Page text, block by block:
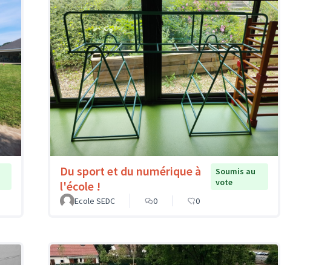
Du sport et du numérique à
l'école !
Soumis au
vote
Ecole SEDC
0 0